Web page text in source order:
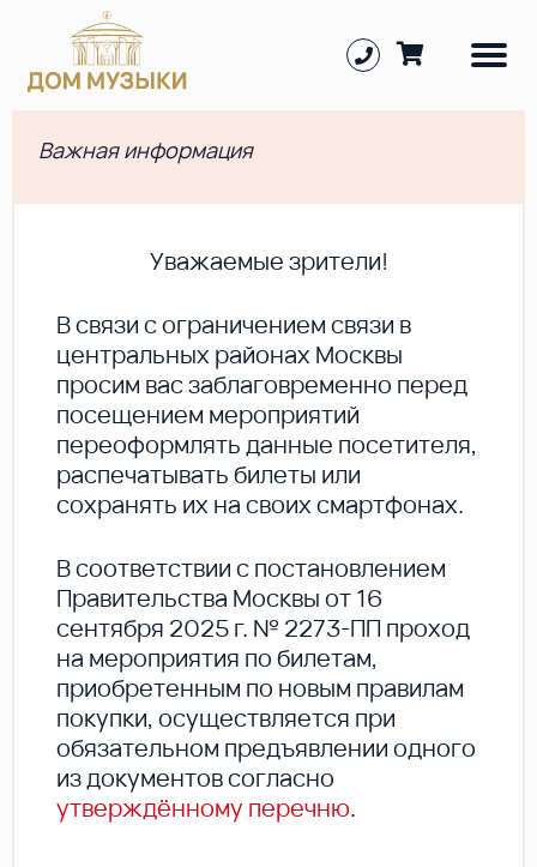
Важная информация
Уважаемые зрители!
В cвязи с ограничением связи в
центральных районах Москвы
просим вас заблаговременно перед
посещением мероприятий
переоформлять данные посетителя,
распечатывать билеты или
сохранять их на своих смартфонах.
В соответствии с постановлением
Правительства Москвы от 16
сентября 2025 г. № 2273-ПП проход
на мероприятия по билетам,
приобретенным по новым правилам
покупки, осуществляется при
обязательном предъявлении одного
из документов согласно
утверждённому перечню.